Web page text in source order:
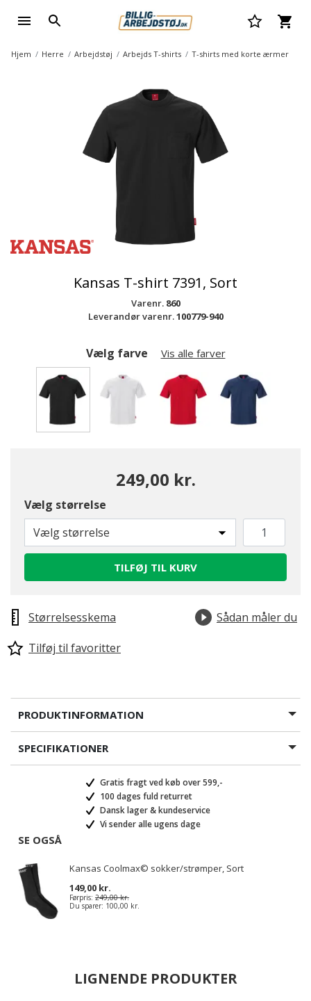
Hjem Herre Arbejdstøj Arbejds T-shirts T-shirts med korte ærmer
Kansas T-shirt 7391, Sort
Varenr. 860
Leverandør varenr.100779-940
Vælg farve Vis alle farver
249,00 kr.
Vælg størrelse
Vælg størrelse
TILFØJ TIL KURV
Størrelsesskema
Sådan måler du
Tilføj til favoritter
PRODUKTINFORMATION
SPECIFIKATIONER
Gratis fragt ved køb over 599,-
100 dages fuld returret
Dansk lager & kundeservice
Vi sender alle ugens dage
SE OGSÅ
Kansas Coolmax© sokker/strømper, Sort
149,00 kr.
Førpris: 249,00 kr.
Du sparer: 100,00 kr.
LIGNENDE PRODUKTER